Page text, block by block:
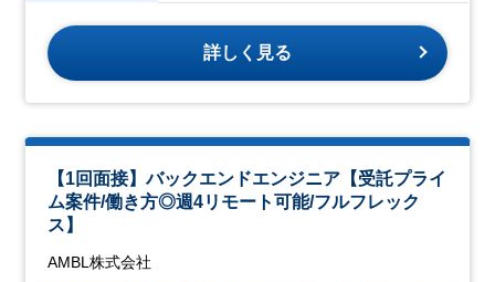
詳しく見る
【1回面接】バックエンドエンジニア【受託プライ
ム案件/働き方◎週4リモート可能/フルフレック
ス】
AMBL株式会社